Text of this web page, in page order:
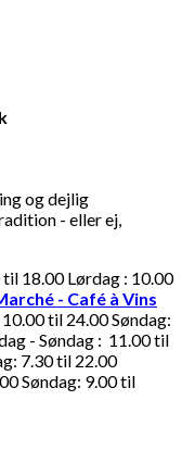
og dejlig
- eller ej,
18.00 Lørdag : 10.00
- Café à Vins
til 24.00 Søndag:
- Søndag : 11.00 til
7.30 til 22.00
Søndag: 9.00 til